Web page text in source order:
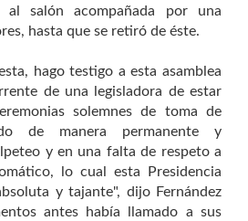
al salón acompañada por una
hasta que se retiró de éste.
hago testigo a esta asamblea
de una legisladora de estar
solemnes de toma de
de manera permanente y
y en una falta de respeto a
lo cual esta Presidencia
y tajante", dijo Fernández
antes había llamado a sus